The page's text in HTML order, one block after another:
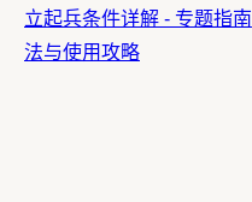
立起兵条件详解 - 专题指南
法与使用攻略